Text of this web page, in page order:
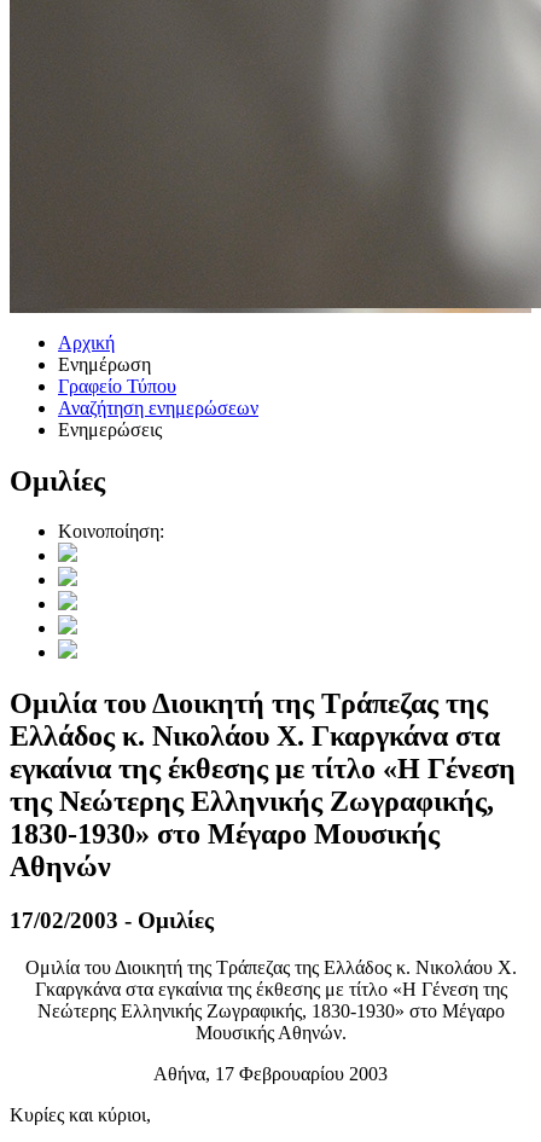
Αρχική
Ενημέρωση
Γραφείο Τύπου
Αναζήτηση ενημερώσεων
Ενημερώσεις
Ομιλίες
Κοινοποίηση:
Ομιλία του Διοικητή της Τράπεζας της
Ελλάδος κ. Νικολάου Χ. Γκαργκάνα στα
εγκαίνια της έκθεσης με τίτλο «Η Γένεση
της Νεώτερης Ελληνικής Ζωγραφικής,
1830-1930» στο Μέγαρο Μουσικής
Αθηνών
17/02/2003 - Ομιλίες
Ομιλία του Διοικητή της Τράπεζας της Ελλάδος κ. Νικολάου Χ.
Γκαργκάνα στα εγκαίνια της έκθεσης με τίτλο «Η Γένεση της
Νεώτερης Ελληνικής Ζωγραφικής, 1830-1930» στο Μέγαρο
Μουσικής Αθηνών.
Αθήνα, 17 Φεβρουαρίου 2003
Κυρίες και κύριοι,